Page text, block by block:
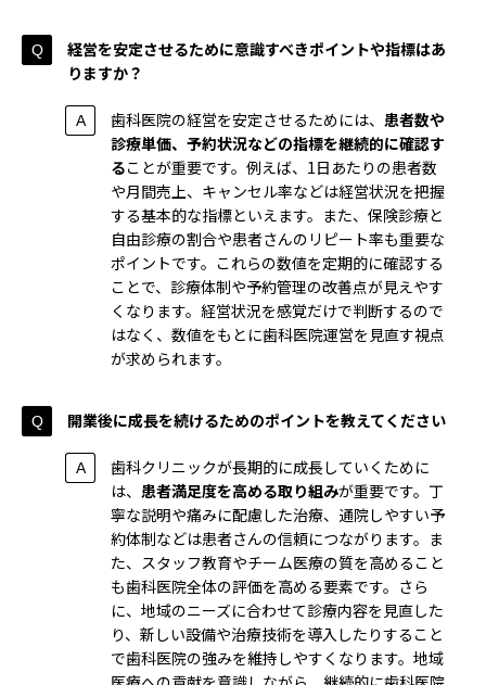
経営を安定させるために意識すべきポイントや指標はあ
りますか？
歯科医院の経営を安定させるためには、 患者数や
診療単価、予約状況などの指標を継続的に確認す
ることが重要です。例えば、1日あたりの患者数
や月間売上、キャンセル率などは経営状況を把握
する基本的な指標といえます。また、保険診療と
自由診療の割合や患者さんのリピート率も重要な
ポイントです。これらの数値を定期的に確認する
ことで、診療体制や予約管理の改善点が見えやす
くなります。経営状況を感覚だけで判断するので
はなく、数値をもとに歯科医院運営を見直す視点
が求められます。
開業後に成長を続けるためのポイントを教えてください
歯科クリニックが長期的に成長していくために
は、 患者満足度を高める取り組みが重要です。丁
寧な説明や痛みに配慮した治療、通院しやすい予
約体制などは患者さんの信頼につながります。ま
た、スタッフ教育やチーム医療の質を高めること
も歯科医院全体の評価を高める要素です。さら
に、地域のニーズに合わせて診療内容を見直した
り、新しい設備や治療技術を導入したりすること
で歯科医院の強みを維持しやすくなります。地域